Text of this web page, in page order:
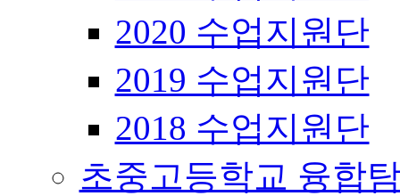
2020 수업지원단
2019 수업지원단
2018 수업지원단
초중고등학교 융합